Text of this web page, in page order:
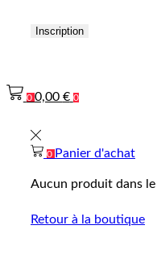
Inscription
0 0,00 € 0
0 Panier d'achat
Aucun produit dans le
Retour à la boutique